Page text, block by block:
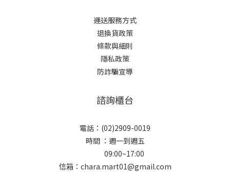
運送服務方式
退換貨政策
條款與細則
隱私政策
防詐騙宣導
諮詢櫃台
電話：(02)2909-0019
時間 ：週一到週五
09:00~17:00
信箱：chara.mart01@gmail.com